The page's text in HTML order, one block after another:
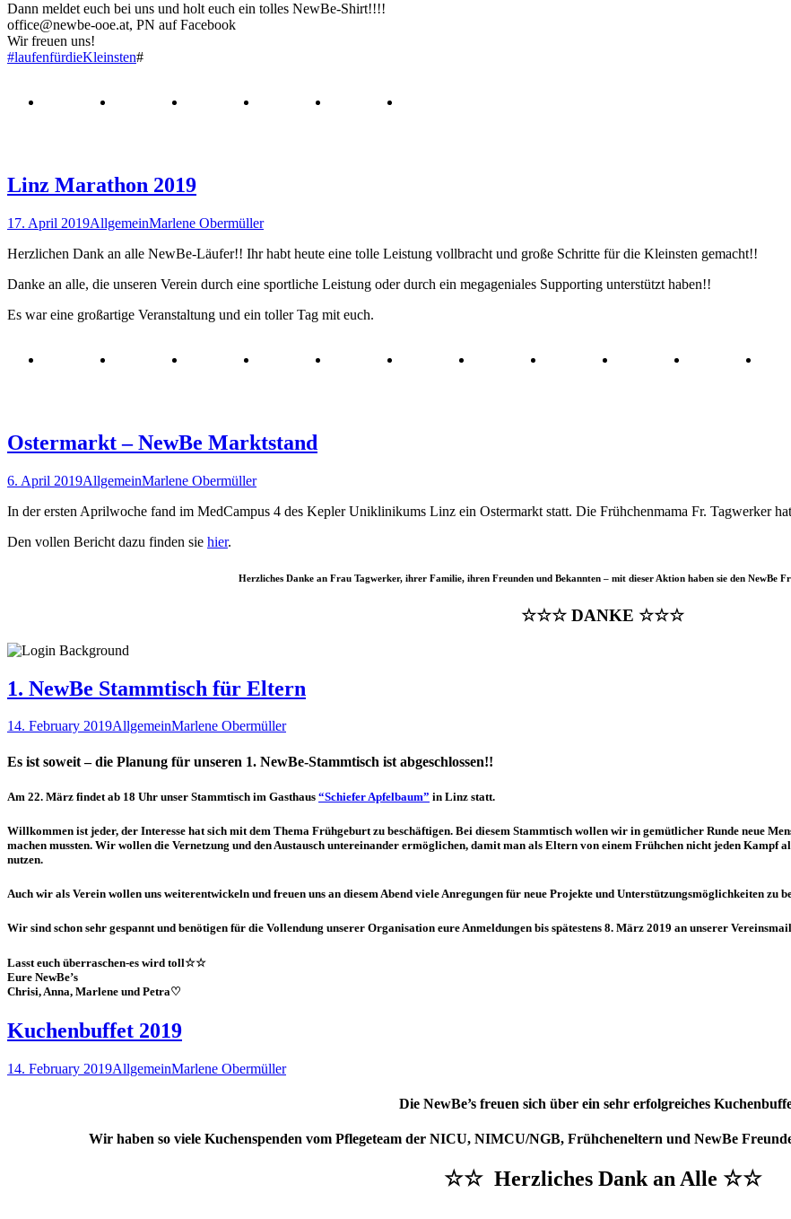
Dann meldet euch bei uns und holt euch ein tolles NewBe-Shirt!!!!
office@newbe-ooe.at, PN auf Facebook
Wir freuen uns!
#laufenfürdieKleinsten#
Linz Marathon 2019
17. April 2019AllgemeinMarlene Obermüller
Herzlichen Dank an alle NewBe-Läufer!! Ihr habt heute eine tolle Leistung vollbracht und große Schritte für die Kleinsten gemacht!!
Danke an alle, die unseren Verein durch eine sportliche Leistung oder durch ein megageniales Supporting unterstützt haben!!
Es war eine großartige Veranstaltung und ein toller Tag mit euch.
Ostermarkt – NewBe Marktstand
6. April 2019AllgemeinMarlene Obermüller
In der ersten Aprilwoche fand im MedCampus 4 des Kepler Uniklinikums Linz ein Ostermarkt statt. Die Frühchenmama Fr. Tagwerker
Den vollen Bericht dazu finden sie hier.
Herzliches Danke an Frau Tagwerker, ihrer Familie, ihren Freunden und Bekannten – mit dieser Aktion haben sie den NewBe
☆☆☆ DANKE ☆☆☆
1. NewBe Stammtisch für Eltern
14. February 2019AllgemeinMarlene Obermüller
Es ist soweit – die Planung für unseren 1. NewBe-Stammtisch ist abgeschlossen!!
Am 22. März findet ab 18 Uhr unser Stammtisch im Gasthaus “Schiefer Apfelbaum” in Linz statt.
Willkommen ist jeder, der Interesse hat sich mit dem Thema Frühgeburt zu beschäftigen. Bei diesem Stammtisch wollen wir in gemütlicher Runde neue
machen mussten. Wir wollen die Vernetzung und den Austausch untereinander ermöglichen, damit man als Eltern von einem Frühchen nicht jeden Kampf
nutzen.
Auch wir als Verein wollen uns weiterentwickeln und freuen uns an diesem Abend viele Anregungen für neue Projekte und Unterstützungsmöglichkeiten zu
Wir sind schon sehr gespannt und benötigen für die Vollendung unserer Organisation eure Anmeldungen bis spätestens 8. März 2019 an unserer
Lasst euch überraschen-es wird toll☆☆
Eure NewBe’s
Chrisi, Anna, Marlene und Petra♡
Kuchenbuffet 2019
14. February 2019AllgemeinMarlene Obermüller
Die NewBe’s freuen sich über ein sehr erfolgreiches
Wir haben so viele Kuchenspenden vom Pflegeteam der NICU, NIMCU/NGB, Frühcheneltern und NewBe
☆☆ Herzliches Dank an Alle ☆☆